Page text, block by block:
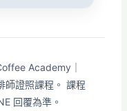
Academy｜
師證照課程。 課程
回覆為準。